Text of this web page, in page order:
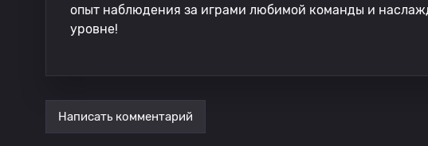
опыт наблюдения за играми любимой команды и
уровне!
Написать комментарий